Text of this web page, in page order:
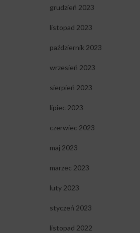
grudzień 2023
listopad 2023
październik 2023
wrzesień 2023
sierpień 2023
lipiec 2023
czerwiec 2023
maj 2023
marzec 2023
luty 2023
styczeń 2023
listopad 2022